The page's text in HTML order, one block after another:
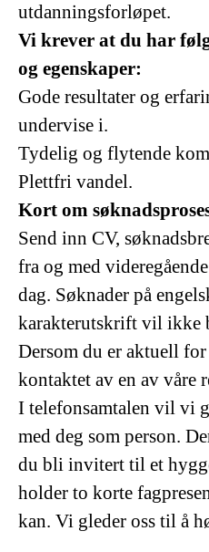
utdanningsforløpet.
Vi krever at du har
og egenskaper:
Gode resultater og
undervise i.
Tydelig og flytende
Plettfri vandel.
Kort om
Send inn CV,
fra og med
dag. Søknader på
karakterutskrift vil ikke
Dersom du er aktuell
kontaktet av en av våre
I telefonsamtalen vil vi
med deg som person.
du bli invitert til et
holder to korte
kan. Vi gleder oss til å